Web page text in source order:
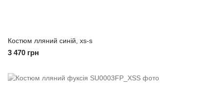
Костюм лляний синій, xs-s
3 470 грн